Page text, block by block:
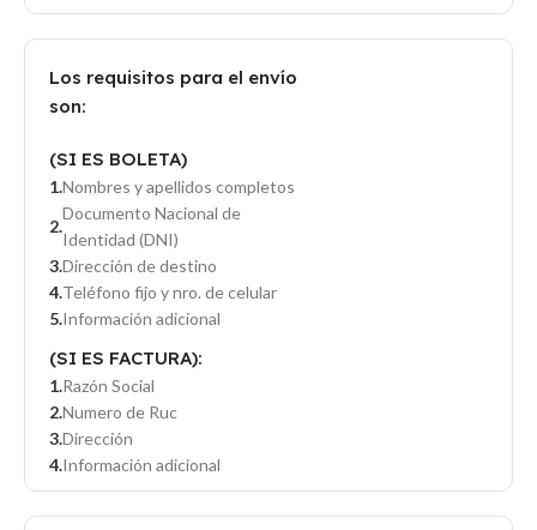
Los requisitos para el envío
son:
(SI ES BOLETA)
Nombres y apellidos completos
Documento Nacional de
Identidad (DNI)
Dirección de destino
Teléfono fijo y nro. de celular
Información adicional
(SI ES FACTURA):
Razón Social
Numero de Ruc
Dirección
Información adicional